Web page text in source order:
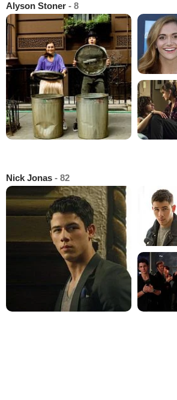
Alyson Stoner - 8
Nick Jonas - 82